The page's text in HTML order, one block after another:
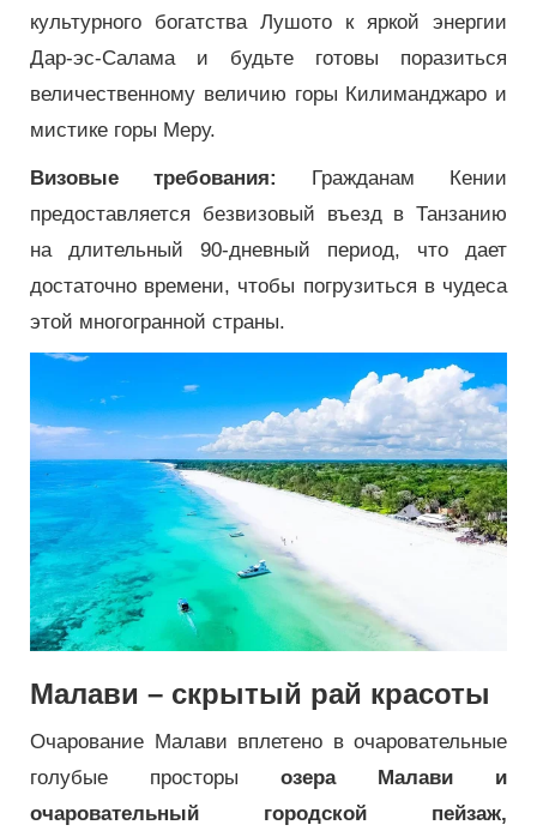
культурного богатства Лушото к яркой энергии
Дар-эс-Салама и будьте готовы поразиться
величественному величию горы Килиманджаро и
мистике горы Меру.
Визовые требования:
Гражданам Кении
предоставляется безвизовый въезд в Танзанию
на длительный 90-дневный период, что дает
достаточно времени, чтобы погрузиться в чудеса
этой многогранной страны.
Малави – скрытый рай красоты
Очарование Малави вплетено в очаровательные
голубые просторы озера Малави и
очаровательный городской пейзаж,